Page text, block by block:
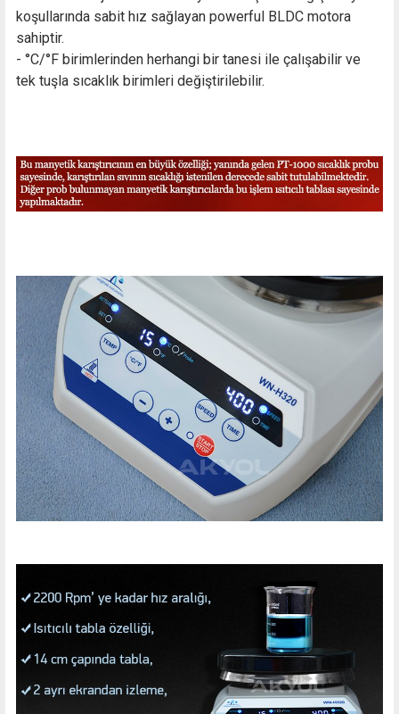
koşullarında sabit hız sağlayan powerful BLDC motora
sahiptir.
- °C/°F birimlerinden herhangi bir tanesi ile çalışabilir ve
tek tuşla sıcaklık birimleri değiştirilebilir.